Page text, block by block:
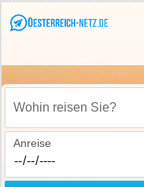
Wohin reisen Sie?
Anreise